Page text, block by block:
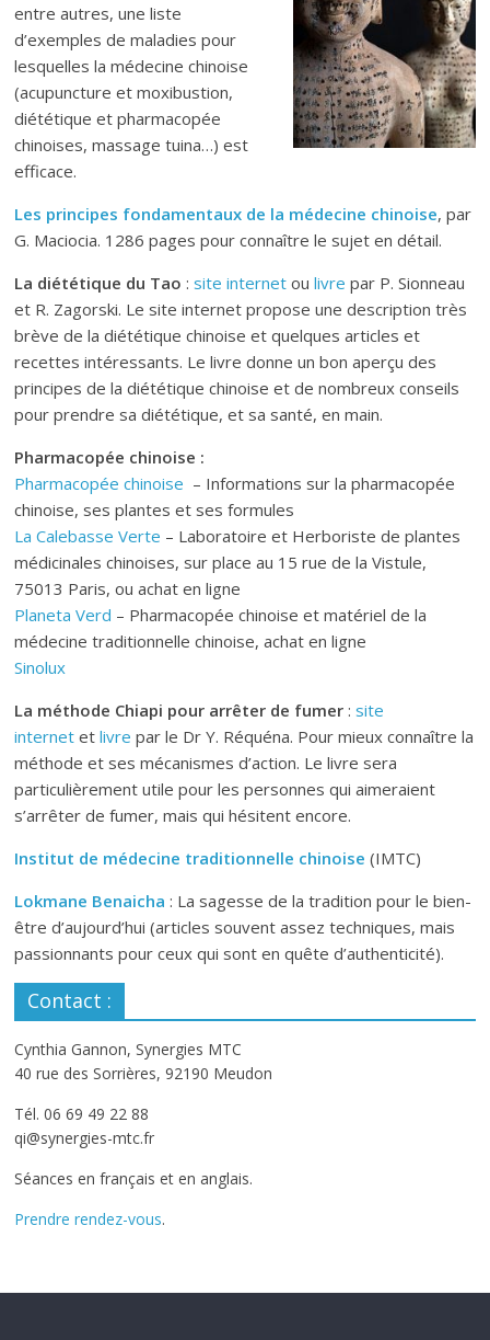
entre autres, une liste
d’exemples de maladies pour
lesquelles la médecine chinoise
(acupuncture et moxibustion,
diététique et pharmacopée
chinoises, massage tuina…) est
efficace.
Les principes fondamentaux de la médecine chinoise, par
G. Maciocia. 1286 pages pour connaître le sujet en détail.
La diététique du Tao :site internet oulivre par P. Sionneau
et R. Zagorski. Le site internet propose une description très
brève de la diététique chinoise et quelques articles et
recettes intéressants. Le livre donne un bon aperçu des
principes de la diététique chinoise et de nombreux conseils
pour prendre sa diététique, et sa santé, en main.
Pharmacopée chinoise :
Pharmacopée chinoise – Informations sur la pharmacopée
chinoise, ses plantes et ses formules
La Calebasse Verte – Laboratoire et Herboriste de plantes
médicinales chinoises, sur place au 15 rue de la Vistule,
75013 Paris, ou achat en ligne
Planeta Verd – Pharmacopée chinoise et matériel de la
médecine traditionnelle chinoise, achat en ligne
Sinolux
La méthode Chiapi pour arrêter de fumer :site
internet etlivre par le Dr Y. Réquéna. Pour mieux connaître la
méthode et ses mécanismes d’action. Le livre sera
particulièrement utile pour les personnes qui aimeraient
s’arrêter de fumer, mais qui hésitent encore.
Institut de médecine traditionnelle chinoise (IMTC)
Lokmane Benaicha : La sagesse de la tradition pour le bien-
être d’aujourd’hui (articles souvent assez techniques, mais
passionnants pour ceux qui sont en quête d’authenticité).
Contact :
Cynthia Gannon, Synergies MTC
40 rue des Sorrières, 92190 Meudon
Tél. 06 69 49 22 88
qi@synergies-mtc.fr
Séances en français et en anglais.
Prendre rendez-vous.